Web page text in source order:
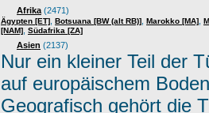
Afrika (2471)
Ägypten [ET] Botsuana [BW (alt RB)] Marokko [MA]
[NAM] Südafrika [ZA]
Asien (2137)
Nur ein kleiner Teil der
auf europäischem
Geografisch gehört die